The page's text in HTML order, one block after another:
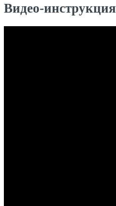
Видео-инструкция